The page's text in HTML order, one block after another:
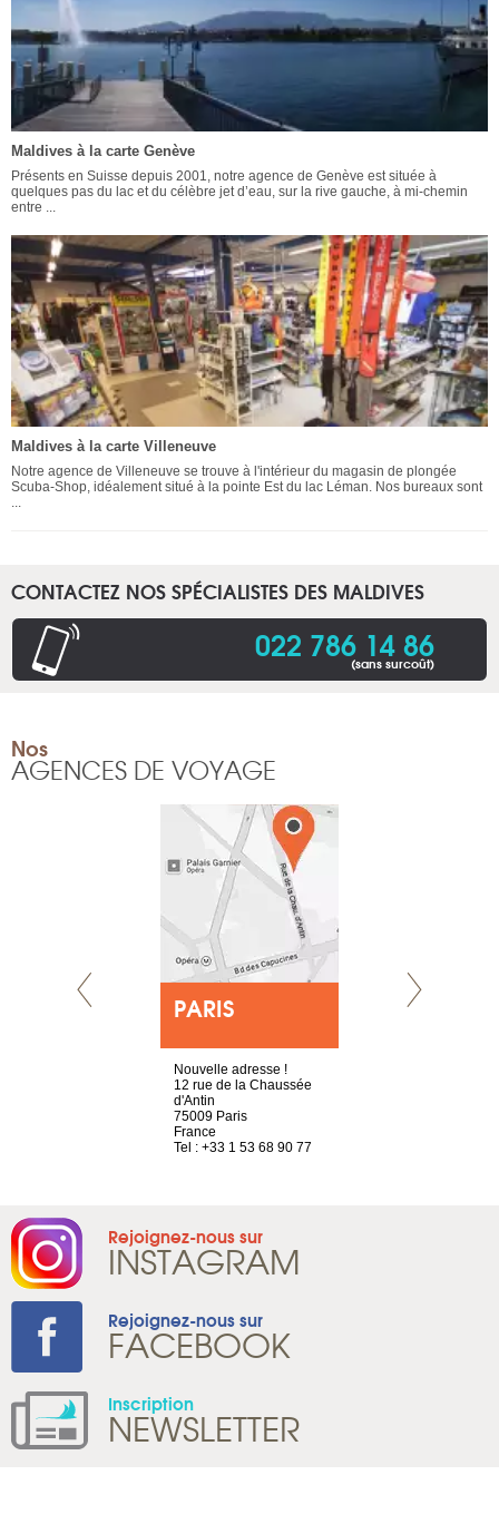
Maldives à la carte Genève
Présents en Suisse depuis 2001, notre agence de Genève est située à
quelques pas du lac et du célèbre jet d’eau, sur la rive gauche, à mi-chemin
entre ...
Maldives à la carte Villeneuve
Notre agence de Villeneuve se trouve à l'intérieur du magasin de plongée
Scuba-Shop, idéalement situé à la pointe Est du lac Léman. Nos bureaux sont
CONTACTEZ NOS SPÉCIALISTES DES MALDIVES
022 786 14 86
(sans surcoût)
Nos
AGENCES DE VOYAGE
PARIS
Nouvelle adresse !
12 rue de la Chaussée
d'Antin
75009 Paris
France
Tel : +33 1 53 68 90 77
Rejoignez-nous sur
INSTAGRAM
Rejoignez-nous sur
FACEBOOK
Inscription
NEWSLETTER